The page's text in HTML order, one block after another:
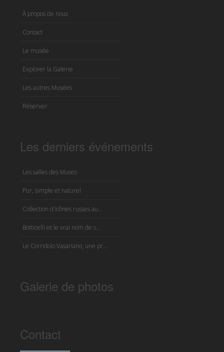
À propos de nous
Contact
Le musée
Explorer la Galerie
Les autres Musées
Réserver
Les derniers événements
Les salles des Muses
Pur, simple et naturel
Collection d'icônes russes au...
Botticelli et le vrai nom de s...
Le Corridoio Vasariano, une pr...
Galerie de photos
Contact